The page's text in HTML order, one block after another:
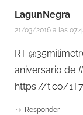
LagunNegra
21/03/2016 a las
RT
aniversario de
https://t.co/
Responder